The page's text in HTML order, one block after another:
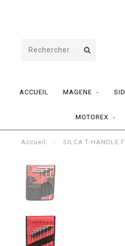
ACCUEIL MAGENE
MOTOREX
Accueil / SILCA T-HANDLE